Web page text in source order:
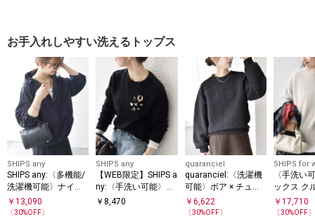
お手入れしやすい洗えるトップス
SHIPS any
SHIPS any:〈多機能/
洗濯機可能〉ナイロ
ン タスラン アノラッ
ク パーカー
￥ 13,090
〔30%OFF〕
SHIPS any
【WEB限定】SHIPS a
ny:〈手洗い可能〉裏
起毛 ビジュー クルー
￥8,470
quaranciel
quaranciel:〈洗濯機
可能〉ボア × チュー
ル コンビ ヨーク プ
ルオーバー
￥ 6,622
〔30%OFF〕
SHIPS for
〈手洗い
ックス ク
ニット プ
￥17,710
〔30%OFF〕